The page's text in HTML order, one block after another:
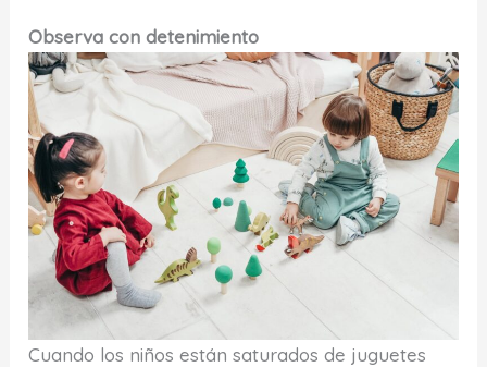
Observa con detenimiento
Cuando los niños están saturados de juguetes